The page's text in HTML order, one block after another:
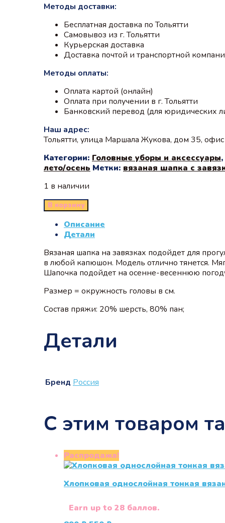
Методы доставки:
Бесплатная доставка по Тольятти
Самовывоз из г. Тольятти
Курьерская доставка
Доставка почтой и транспортной
Методы оплаты:
Оплата картой (онлайн)
Оплата при получении в г. Тольятти
Банковский перевод (для юридических
Наш адрес:
Тольятти, улица Маршала Жукова, дом 35,
Категории: Головные уборы и аксессуары,
лето/осень Метки: вязаная шапка с
1 в наличии
В корзину
Описание
Детали
Вязаная шапка на завязках подойдет для
в любой капюшон. Модель отлично тянется.
Шапочка подойдет на осенне-весеннюю
Размер = окружность головы в см.
Состав пряжи: 20% шерсть, 80% пан;
Детали
Бренд Россия
С этим товаром
Распродажа!
Хлопковая однослойная тонкая
Earn up to 28 баллов.